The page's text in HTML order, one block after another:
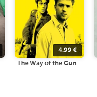
4.99 €
The Way of the Gun